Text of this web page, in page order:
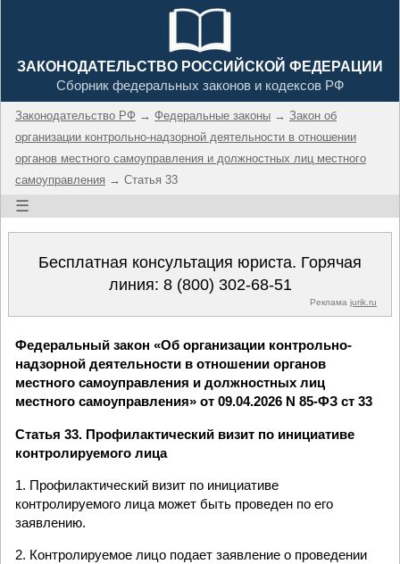
ЗАКОНОДАТЕЛЬСТВО РОССИЙСКОЙ ФЕДЕРАЦИИ
Сборник федеральных законов и кодексов РФ
Законодательство РФ → Федеральные законы → Закон об
организации контрольно-надзорной деятельности в отношении
органов местного самоуправления и должностных лиц местного
самоуправления → Статья 33
☰
Бесплатная консультация юриста. Горячая
линия: 8 (800) 302-68-51
Реклама jurik.ru
Федеральный закон «Об организации контрольно-
надзорной деятельности в отношении органов
местного самоуправления и должностных лиц
местного самоуправления» от 09.04.2026 N 85-ФЗ ст 33
Статья 33. Профилактический визит по инициативе
контролируемого лица
1. Профилактический визит по инициативе
контролируемого лица может быть проведен по его
заявлению.
2. Контролируемое лицо подает заявление о проведении